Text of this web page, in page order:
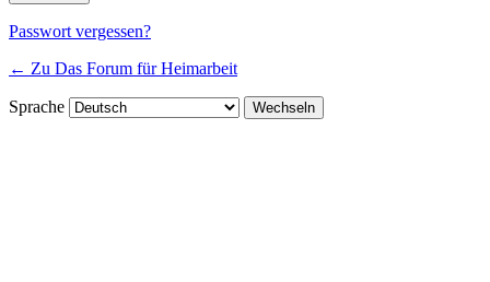
Passwort vergessen?
← Zu Das Forum für Heimarbeit
Sprache